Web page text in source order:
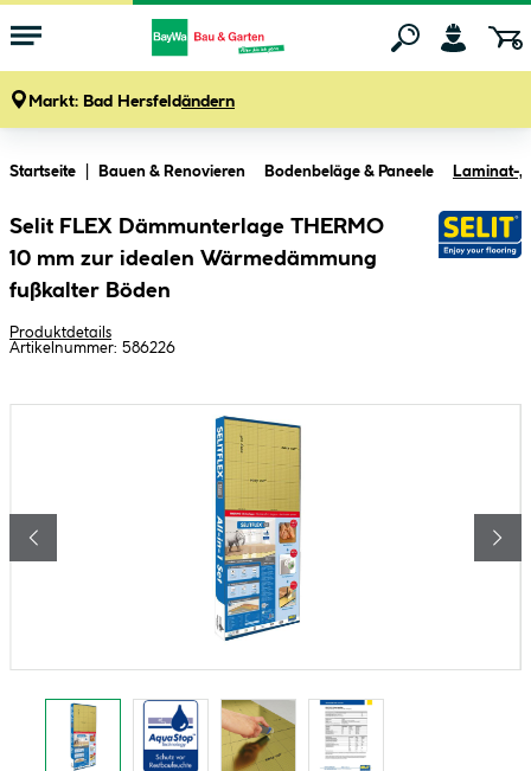
Markt: Bad Hersfeldändern
Startseite Bauen & Renovieren Bodenbeläge & Paneele Laminat-,
Selit FLEX Dämmunterlage THERMO
10 mm zur idealen Wärmedämmung
fußkalter Böden
Produktdetails
Artikelnummer: 586226